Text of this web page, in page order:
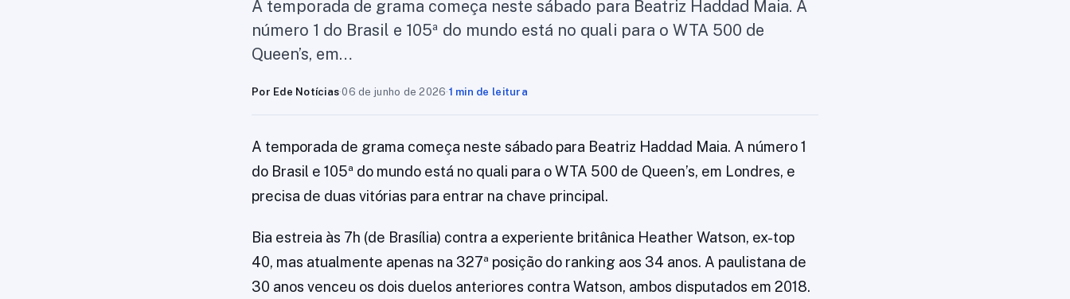
A temporada de grama começa neste sábado para Beatriz Haddad Maia. A
número 1 do Brasil e 105ª do mundo está no quali para o WTA 500 de
Queen’s, em…
Por Ede Notícias·06 de junho de 2026·1 min de leitura
A temporada de grama começa neste sábado para Beatriz Haddad Maia. A número 1
do Brasil e 105ª do mundo está no quali para o WTA 500 de Queen’s, em Londres, e
precisa de duas vitórias para entrar na chave principal.
Bia estreia às 7h (de Brasília) contra a experiente britânica Heather Watson, ex-top
40, mas atualmente apenas na 327ª posição do ranking aos 34 anos. A paulistana de
30 anos venceu os dois duelos anteriores contra Watson, ambos disputados em 2018.